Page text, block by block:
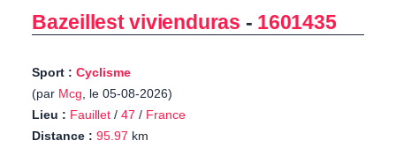
Bazeillest vivienduras - 1601435
Sport : Cyclisme
(par Mcg, le 05-08-2026)
Lieu : Fauillet / 47 / France
Distance : 95.97 km